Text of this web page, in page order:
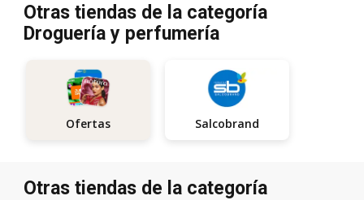
Otras tiendas de la categoría
Droguería y perfumería
Ofertas Salcobrand
Otras tiendas de la categoría